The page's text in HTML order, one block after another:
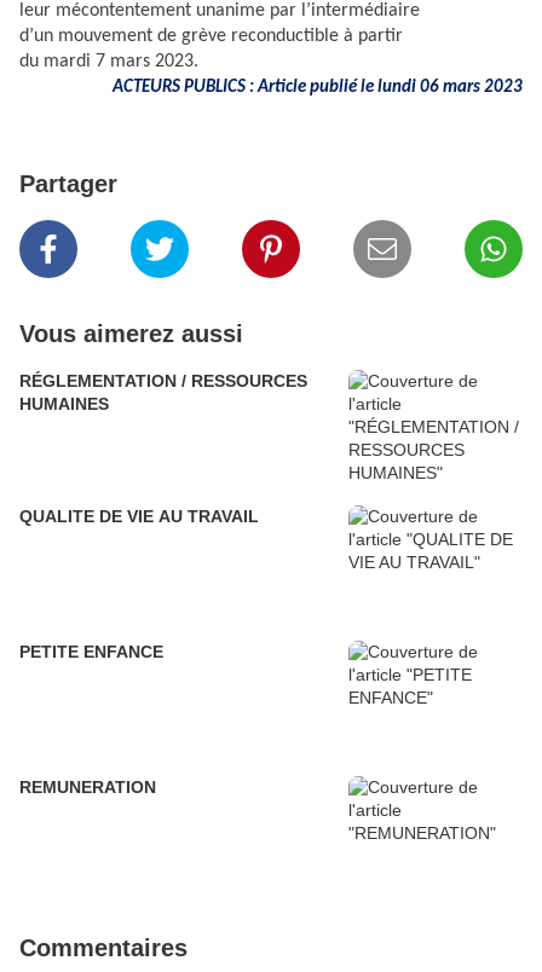
leur mécontentement unanime par l’intermédiaire
d’un mouvement de grève reconductible à partir
du mardi 7 mars 2023.
ACTEURS PUBLICS : Article publié le lundi 06 mars 2023
Partager
Vous aimerez aussi
RÉGLEMENTATION / RESSOURCES
HUMAINES
QUALITE DE VIE AU TRAVAIL
PETITE ENFANCE
REMUNERATION
Commentaires